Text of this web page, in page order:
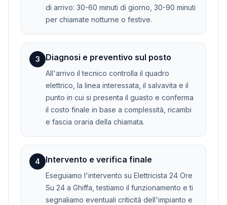
di arrivo: 30-60 minuti di giorno, 30-90 minuti
per chiamate notturne o festive.
3 Diagnosi e preventivo sul posto
All'arrivo il tecnico controlla il quadro
elettrico, la linea interessata, il salvavita e il
punto in cui si presenta il guasto e conferma
il costo finale in base a complessità, ricambi
e fascia oraria della chiamata.
4 Intervento e verifica finale
Eseguiamo l'intervento su Elettricista 24 Ore
Su 24 a Ghiffa, testiamo il funzionamento e ti
segnaliamo eventuali criticità dell'impianto e